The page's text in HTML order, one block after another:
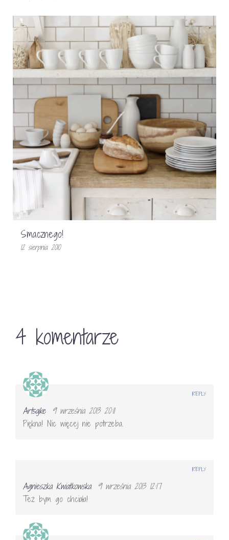
Smacznego!
12 sierpnia 2010
4 komentarze
Artsajke
9 września 2013 20:11
Piękna! Nic więcej nie potrzeba.
REPLY
Agnieszka Kwiatkowska
9 września 2013 12:17
Też bym go chciała!
REPLY